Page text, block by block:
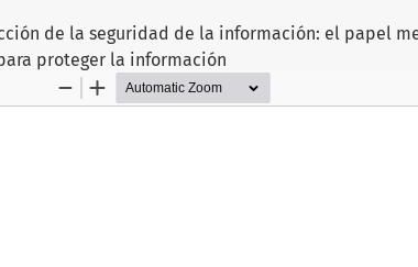
de la seguridad de la información: el papel
proteger la información